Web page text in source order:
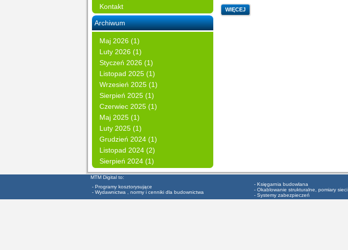
Kontakt
Archiwum
Maj 2026 (1)
Luty 2026 (1)
Styczeń 2026 (1)
Listopad 2025 (1)
Wrzesień 2025 (1)
Sierpień 2025 (1)
Czerwiec 2025 (1)
Maj 2025 (1)
Luty 2025 (1)
Grudzień 2024 (1)
Listopad 2024 (2)
Sierpień 2024 (1)
WIĘCEJ
MTM Digital to:
- Programy kosztorysujące
- Wydawnictwa , normy i cenniki dla budownictwa
- Księgarnia budowlana
- Okablowanie strukturalne, pomiary sieci
- Systemy zabezpieczeń